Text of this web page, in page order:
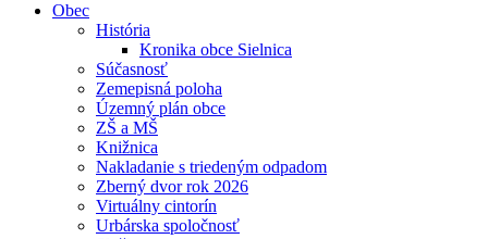
Obec
História
Kronika obce Sielnica
Súčasnosť
Zemepisná poloha
Územný plán obce
ZŠ a MŠ
Knižnica
Nakladanie s triedeným odpadom
Zberný dvor rok 2026
Virtuálny cintorín
Urbárska spoločnosť